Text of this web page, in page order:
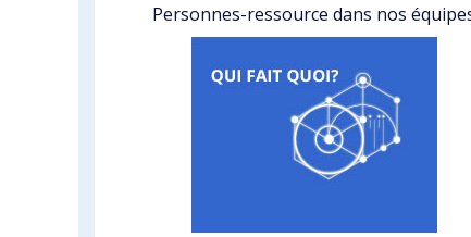
Personnes-ressource dans nos